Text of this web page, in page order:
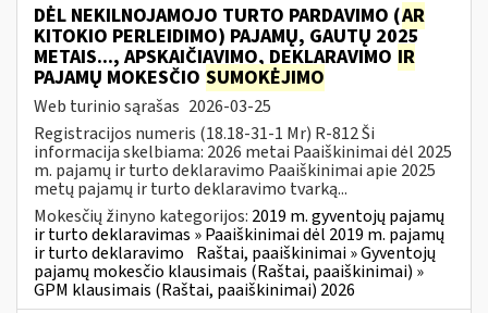
DĖL NEKILNOJAMOJO TURTO PARDAVIMO (AR
KITOKIO PERLEIDIMO) PAJAMŲ, GAUTŲ 2025
METAIS..., APSKAIČIAVIMO, DEKLARAVIMO IR
PAJAMŲ MOKESČIO SUMOKĖJIMO
Web turinio sąrašas 2026-03-25
Registracijos numeris (18.18-31-1 Mr) R-812 Ši
informacija skelbiama: 2026 metai Paaiškinimai dėl 2025
m. pajamų ir turto deklaravimo Paaiškinimai apie 2025
metų pajamų ir turto deklaravimo tvarką...
Mokesčių žinyno kategorijos: 2019 m. gyventojų pajamų
ir turto deklaravimas » Paaiškinimai dėl 2019 m. pajamų
ir turto deklaravimo Raštai, paaiškinimai » Gyventojų
pajamų mokesčio klausimais (Raštai, paaiškinimai) »
GPM klausimais (Raštai, paaiškinimai) 2026